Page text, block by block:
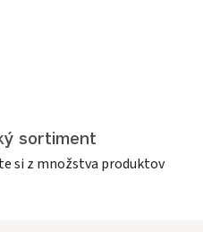
sortiment
si z množstva produktov